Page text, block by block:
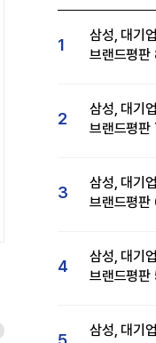
1
삼성, 대기
브랜드평판
2
삼성, 대기
브랜드평판
3
삼성, 대기
브랜드평판
4
삼성, 대기
브랜드평판
삼성, 대기업집단